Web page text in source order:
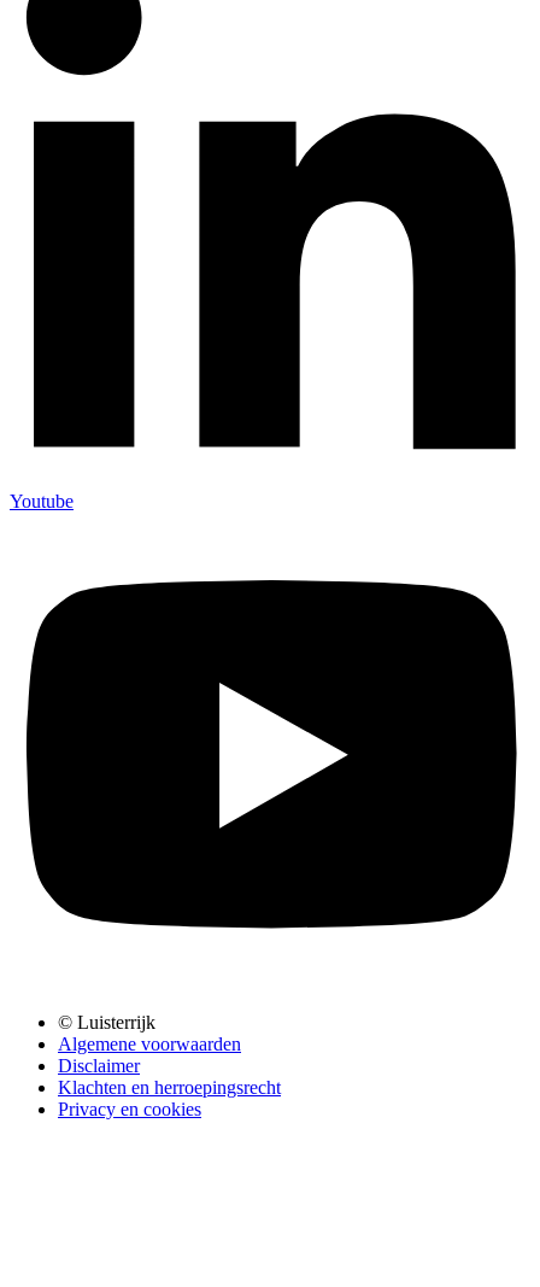
Youtube
© Luisterrijk
Algemene voorwaarden
Disclaimer
Klachten en herroepingsrecht
Privacy en cookies